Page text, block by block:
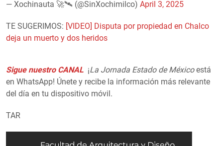
— Xochinauta 🚀🛰️ (@SinXochimilco) April 3, 2025
TE SUGERIMOS: [VIDEO] Disputa por propiedad en Chalco
deja un muerto y dos heridos
Sigue nuestro CANAL ¡La Jornada Estado de Méxicoestá
en WhatsApp! Únete y recibe la información más relevante
del día en tu dispositivo móvil.
TAR